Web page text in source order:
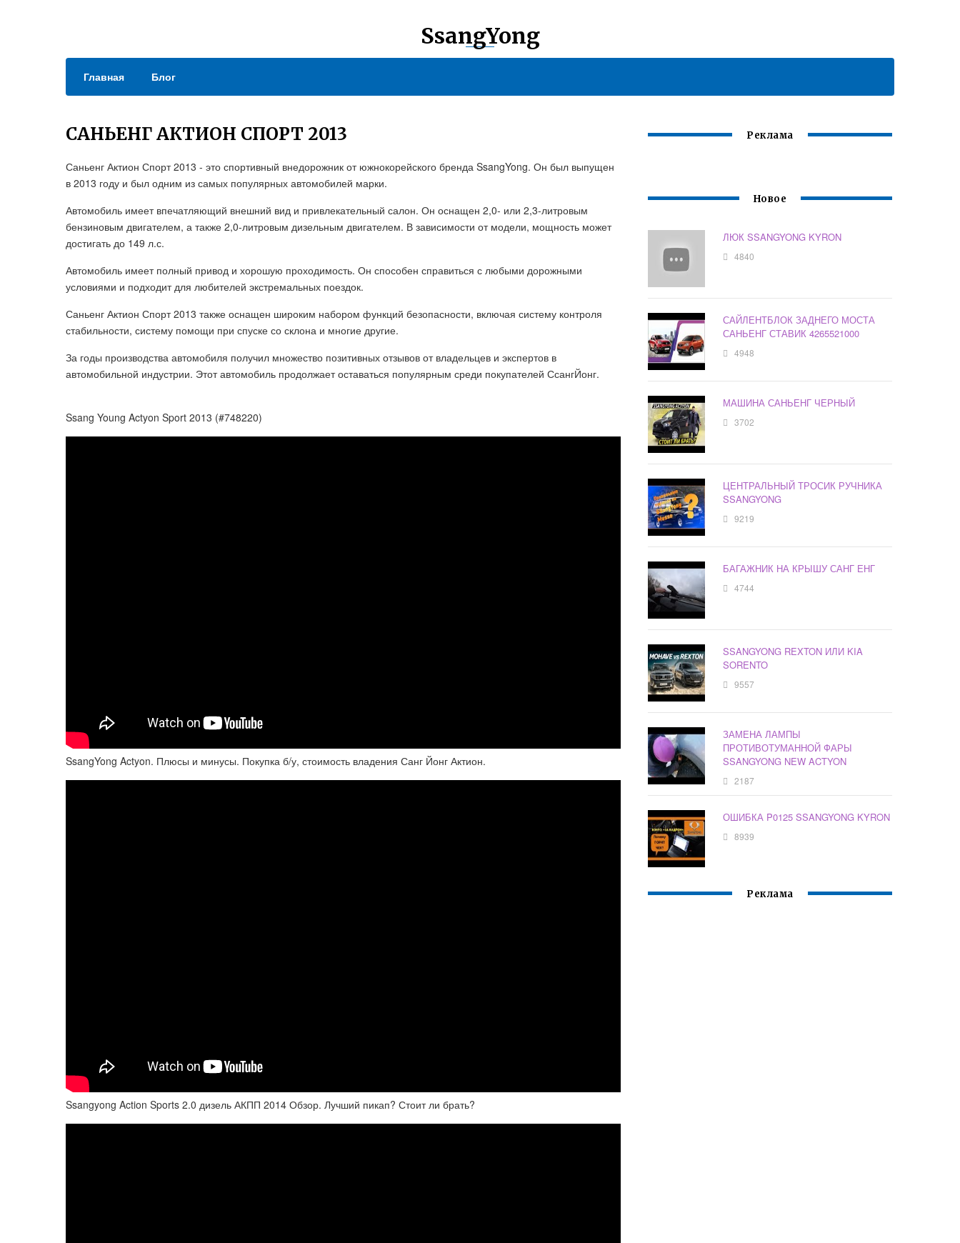
SsangYong
Главная Блог
САНЬЕНГ АКТИОН СПОРТ 2013
Саньенг Актион Спорт 2013 - это спортивный внедорожник от южнокорейского бренда SsangYong. Он был выпущен
в 2013 году и был одним из самых популярных автомобилей марки.
Автомобиль имеет впечатляющий внешний вид и привлекательный салон. Он оснащен 2,0- или 2,3-литровым
бензиновым двигателем, а также 2,0-литровым дизельным двигателем. В зависимости от модели, мощность может
достигать до 149 л.с.
Автомобиль имеет полный привод и хорошую проходимость. Он способен справиться с любыми дорожными
условиями и подходит для любителей экстремальных поездок.
Саньенг Актион Спорт 2013 также оснащен широким набором функций безопасности, включая систему контроля
стабильности, систему помощи при спуске со склона и многие другие.
За годы производства автомобиля получил множество позитивных отзывов от владельцев и экспертов в
автомобильной индустрии. Этот автомобиль продолжает оставаться популярным среди покупателей СсангЙонг.
Ssang Young Actyon Sport 2013 (#748220)
SsangYong Actyon. Плюсы и минусы. Покупка б/у, стоимость владения Санг Йонг Актион.
Ssangyong Action Sports 2.0 дизель АКПП 2014 Обзор. Лучший пикап? Стоит ли брать?
Реклама
Новое
ЛЮК SSANGYONG KYRON
4840
САЙЛЕНТБЛОК ЗАДНЕГО МОСТА
САНЬЕНГ СТАВИК 4265521000
4948
МАШИНА САНЬЕНГ ЧЕРНЫЙ
3702
ЦЕНТРАЛЬНЫЙ ТРОСИК РУЧНИКА
SSANGYONG
9219
БАГАЖНИК НА КРЫШУ САНГ ЕНГ
4744
SSANGYONG REXTON ИЛИ KIA
SORENTO
9557
ЗАМЕНА ЛАМПЫ
ПРОТИВОТУМАННОЙ ФАРЫ
SSANGYONG NEW ACTYON
2187
ОШИБКА P0125 SSANGYONG KYRON
8939
Реклама